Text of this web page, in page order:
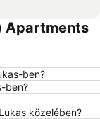
Brijuni
Apartments
ben?
ben?
közelében?